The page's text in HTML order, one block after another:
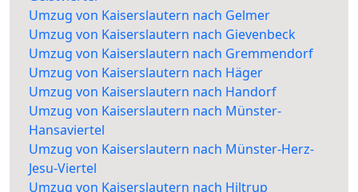
Umzug von Kaiserslautern nach Gelmer
Umzug von Kaiserslautern nach Gievenbeck
Umzug von Kaiserslautern nach Gremmendorf
Umzug von Kaiserslautern nach Häger
Umzug von Kaiserslautern nach Handorf
Umzug von Kaiserslautern nach Münster-
Hansaviertel
Umzug von Kaiserslautern nach Münster-Herz-
Jesu-Viertel
Umzug von Kaiserslautern nach Hiltrup